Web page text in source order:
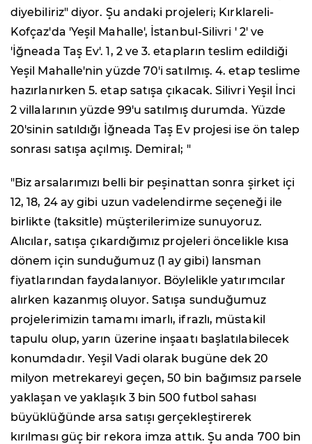
diyebiliriz" diyor. Şu andaki projeleri; Kırklareli-
Kofçaz'da 'Yeşil Mahalle', İstanbul-Silivri ' 2' ve
'İğneada Taş Ev'. 1, 2 ve 3. etapların teslim edildiği
Yeşil Mahalle'nin yüzde 70'i satılmış. 4. etap teslime
hazırlanırken 5. etap satışa çıkacak. Silivri Yeşil İnci
2 villalarının yüzde 99'u satılmış durumda. Yüzde
20'sinin satıldığı İğneada Taş Ev projesi ise ön talep
sonrası satışa açılmış. Demiral; "
"Biz arsalarımızı belli bir peşinattan sonra şirket içi
12, 18, 24 ay gibi uzun vadelendirme seçeneği ile
birlikte (taksitle) müşterilerimize sunuyoruz.
Alıcılar, satışa çıkardığımız projeleri öncelikle kısa
dönem için sunduğumuz (1 ay gibi) lansman
fiyatlarından faydalanıyor. Böylelikle yatırımcılar
alırken kazanmış oluyor. Satışa sunduğumuz
projelerimizin tamamı imarlı, ifrazlı, müstakil
tapulu olup, yarın üzerine inşaatı başlatılabilecek
konumdadır. Yeşil Vadi olarak bugüne dek 20
milyon metrekareyi geçen, 50 bin bağımsız parsele
yaklaşan ve yaklaşık 3 bin 500 futbol sahası
büyüklüğünde arsa satışı gerçekleştirerek
kırılması güç bir rekora imza attık. Şu anda 700 bin